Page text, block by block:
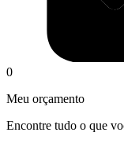
0
Meu orçamento
Encontre tudo o que